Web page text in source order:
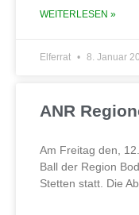
WEITERLESEN »
Elferrat 8. Januar
ANR
Am Freitag den,
Ball der Region
Stetten statt. Die